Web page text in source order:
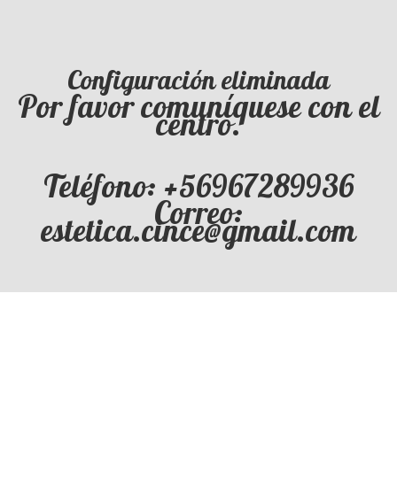
Configuración eliminada
Por favor comuníquese con el
centro.
Teléfono: +56967289936
Correo:
estetica.cince@gmail.com